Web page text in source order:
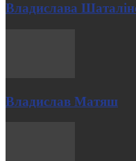
Владислава
Владислав Матяш